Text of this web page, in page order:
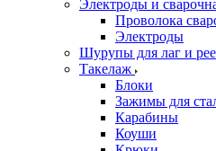
Электроды и
Проволока
Электроды
Шурупы для лаг и
Такелаж
Блоки
Зажимы для
Карабины
Коуши